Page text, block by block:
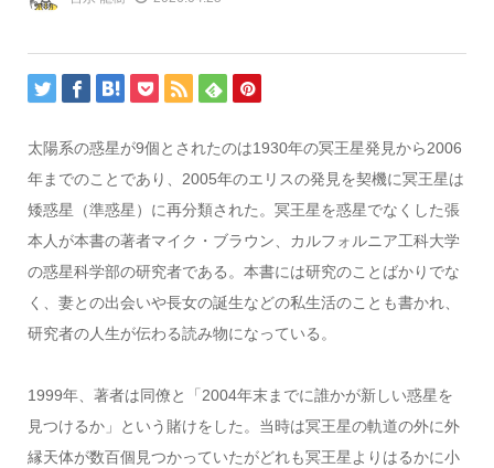
太陽系の惑星が9個とされたのは1930年の冥王星発見から2006
年までのことであり、2005年のエリスの発見を契機に冥王星は
矮惑星（準惑星）に再分類された。冥王星を惑星でなくした張
本人が本書の著者マイク・ブラウン、カルフォルニア工科大学
の惑星科学部の研究者である。本書には研究のことばかりでな
く、妻との出会いや長女の誕生などの私生活のことも書かれ、
研究者の人生が伝わる読み物になっている。
1999年、著者は同僚と「2004年末までに誰かが新しい惑星を
見つけるか」という賭けをした。当時は冥王星の軌道の外に外
縁天体が数百個見つかっていたがどれも冥王星よりはるかに小